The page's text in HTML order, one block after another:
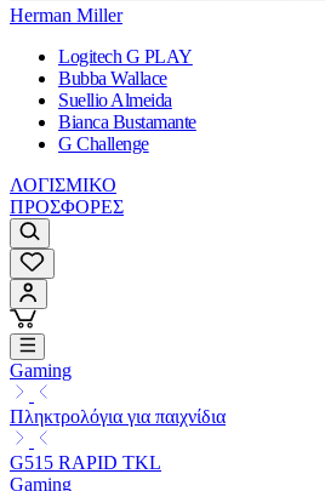
Herman Miller
Logitech G PLAY
Bubba Wallace
Suellio Almeida
Bianca Bustamante
G Challenge
ΛΟΓΙΣΜΙΚΟ
ΠΡΟΣΦΟΡΕΣ
Gaming
Πληκτρολόγια για παιχνίδια
G515 RAPID TKL
Gaming